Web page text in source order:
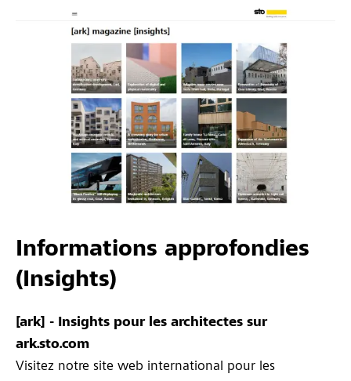
Informations approfondies
(Insights)
[ark] - Insights pour les architectes sur
ark.sto.com
Visitez notre site web international pour les